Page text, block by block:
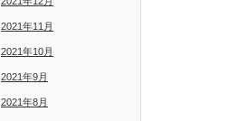
2021年11月
2021年10月
2021年9月
2021年8月